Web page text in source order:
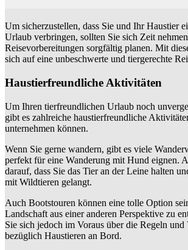
Um sicherzustellen, dass Sie und Ihr Haustier
Urlaub verbringen, sollten Sie sich Zeit
Reisevorbereitungen sorgfältig planen. Mit
sich auf eine unbeschwerte und tiergerechte
Haustierfreundliche Aktivitäten
Um Ihren tierfreundlichen Urlaub noch
gibt es zahlreiche haustierfreundliche
unternehmen können.
Wenn Sie gerne wandern, gibt es viele
perfekt für eine Wanderung mit Hund eignen.
darauf, dass Sie das Tier an der Leine halten
mit Wildtieren gelangt.
Auch Bootstouren können eine tolle Option
Landschaft aus einer anderen Perspektive zu
Sie sich jedoch im Voraus über die Regeln und
bezüglich Haustieren an Bord.